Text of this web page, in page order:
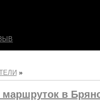
»
в